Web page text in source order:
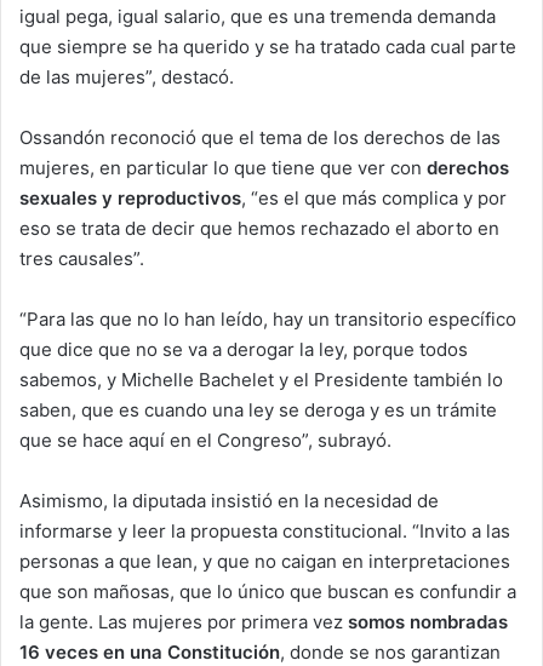
igual pega, igual salario, que es una tremenda demanda
que siempre se ha querido y se ha tratado cada cual parte
de las mujeres”, destacó.
Ossandón reconoció que el tema de los derechos de las
mujeres, en particular lo que tiene que ver con derechos
sexuales y reproductivos, “es el que más complica y por
eso se trata de decir que hemos rechazado el aborto en
tres causales”.
“Para las que no lo han leído, hay un transitorio específico
que dice que no se va a derogar la ley, porque todos
sabemos, y Michelle Bachelet y el Presidente también lo
saben, que es cuando una ley se deroga y es un trámite
que se hace aquí en el Congreso”, subrayó.
Asimismo, la diputada insistió en la necesidad de
informarse y leer la propuesta constitucional. “Invito a las
personas a que lean, y que no caigan en interpretaciones
que son mañosas, que lo único que buscan es confundir a
la gente. Las mujeres por primera vez somos nombradas
16 veces en una Constitución, donde se nos garantizan